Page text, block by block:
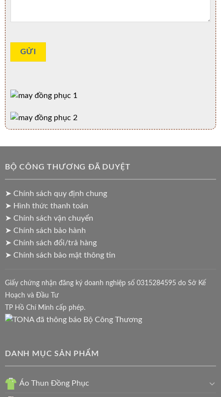
BỘ CÔNG THƯƠNG ĐÃ DUYỆT
➤ Chính sách quy định chung
➤ Hình thức thanh toán
➤ Chính sách vận chuyển
➤ Chính sách bảo hành
➤ Chính sách đổi/trả hàng
➤ Chính sách bảo mật thông tin
Giấy chứng nhận đăng ký doanh nghiệp số 0315284595 do Sở Kế
Hoạch và Đầu Tư
TP Hồ Chí Minh cấp phép.
DANH MỤC SẢN PHẨM
Áo Thun Đồng Phục